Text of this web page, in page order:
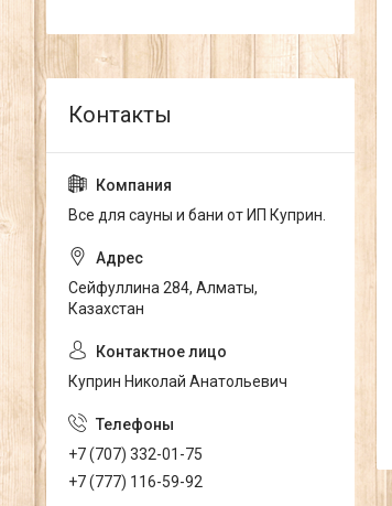
Все для сауны и бани от ИП Куприн.
Сейфуллина 284, Алматы,
Казахстан
Куприн Николай Анатольевич
+7 (707) 332-01-75
+7 (777) 116-59-92